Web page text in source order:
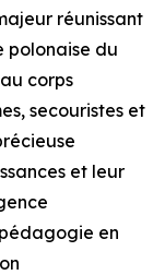
réunissant
polonaise du
corps
secouristes et
et leur
en